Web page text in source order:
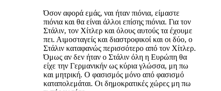
Όσον αφορά εμάς, ναι ήταν πιόνια, είμαστε
πιόνια και θα είναι άλλοι επίσης πιόνια. Για τον
Στάλιν, τον Χίτλερ και όλους αυτούς τα έχουμε
πει. Αιμοσταγείς και διαστροφικοί και οι δύο, o
Στάλιν καταφανώς περισσότερο από τον Χίτλερ.
Όμως αν δεν ήταν ο Στάλιν όλη η Ευρώπη θα
είχε την Γερμανικήν ως κύρια γλώσσα, μη πω
και μητρική. Ο φασισμός μόνο από φασισμό
καταπολεμάται. Οι δημοκρατικές χώρες μη πω